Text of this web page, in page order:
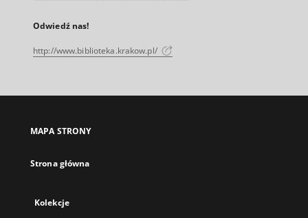
Odwiedź nas!
http://www.biblioteka.krakow.pl/
MAPA STRONY
Strona główna
Kolekcje